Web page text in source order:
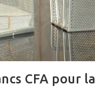
CFA pour la